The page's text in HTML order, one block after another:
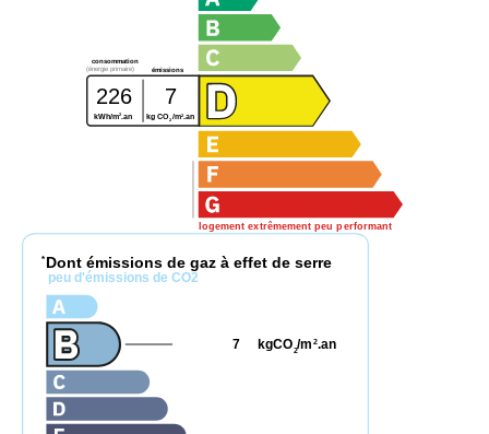
logement extrêmement peu performant
consommation
émissions
(énergie primaire)
226 7
kWh/m2.an kg CO2 /m2 .an
* Dont émissions de gaz à effet de serre
peu d'émissions de CO2
kgCO2/m 2.an
7